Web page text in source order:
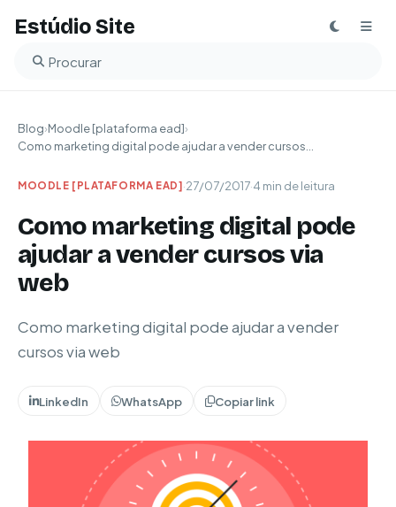
Estúdio Site
Buscar no blog
Blog›Moodle [plataforma ead]›
Como marketing digital pode ajudar a vender cursos...
MOODLE [PLATAFORMA EAD]·27/07/2017·4 min de leitura
Como marketing digital pode
ajudar a vender cursos via
web
Como marketing digital pode ajudar a vender
cursos via web
LinkedIn WhatsApp Copiar link